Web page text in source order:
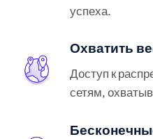
успеха.
Охватить
Доступ к
сетям,